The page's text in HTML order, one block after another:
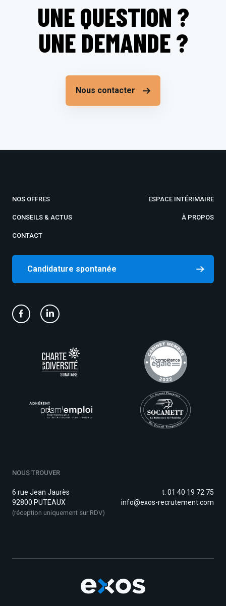
UNE QUESTION ?
UNE DEMANDE ?
Nous contacter
NOS OFFRES ESPACE INTÉRIMAIRE
CONSEILS & ACTUS À PROPOS
CONTACT
Candidature spontanée
NOUS TROUVER
6 rue Jean Jaurès
92800 PUTEAUX
(réception uniquement sur RDV)
t. 01 40 19 72 75
info@exos-recrutement.com